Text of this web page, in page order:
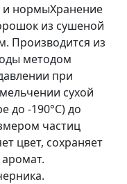
и нормыХранение
из сушеной
Производится из
методом
при
сухой
до -190°С) до
частиц
цвет, сохраняет